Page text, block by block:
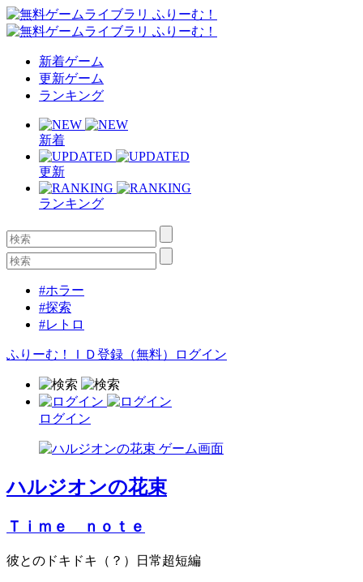
新着ゲーム
更新ゲーム
ランキング
新着
更新
ランキング
#ホラー
#探索
#レトロ
ふりーむ！ＩＤ登録（無料） ログイン
ログイン
ハルジオンの花束
Ｔｉｍｅ ｎｏｔｅ
彼とのドキドキ（？）日常超短編